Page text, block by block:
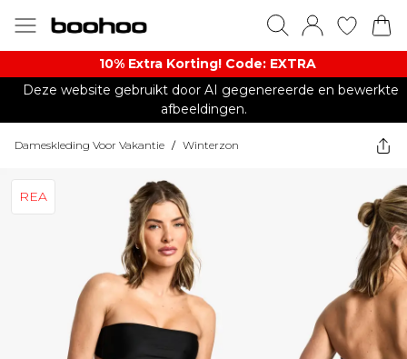
10% Extra Korting! Code: EXTRA​
Deze website gebruikt door AI gegenereerde en bewerkte
afbeeldingen.
Dameskleding Voor Vakantie / Winterzon
REA